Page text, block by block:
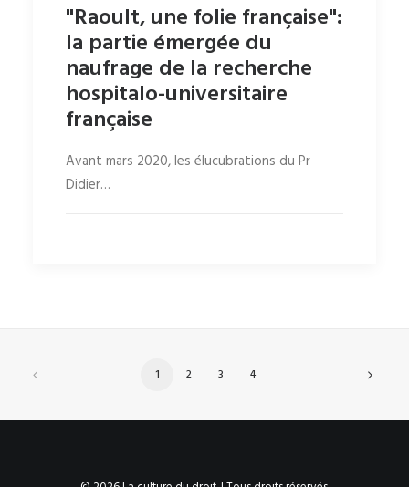
"Raoult, une folie française":
la partie émergée du
naufrage de la recherche
hospitalo-universitaire
française
Avant mars 2020, les élucubrations du Pr
Didier…
1 2 3 4